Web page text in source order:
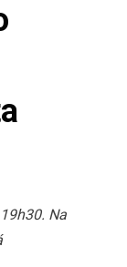
Na